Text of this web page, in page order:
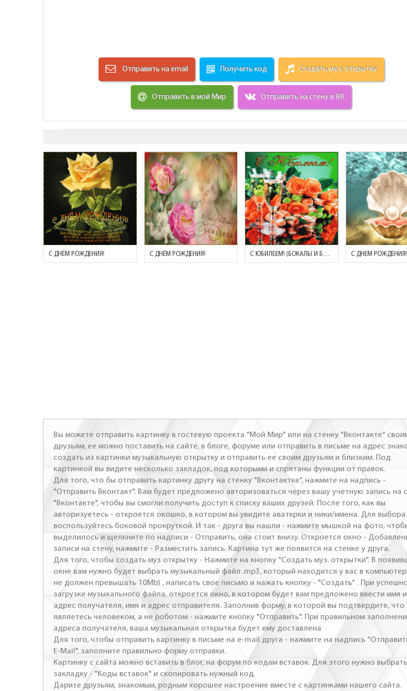
Отправить на email Получить код Создать муз. открытку
Отправить в мой Мир Отправить на стену в ВК
С ДНЁМ РОЖДЕНИЯ! С ДНЁМ РОЖДЕНИЯ! С ЮБИЛЕЕМ! (БОКАЛЫ И БУКЕТ РОЗ) С ДНЕМ РОЖДЕНИЯ!
Вы можете отправить картинку в гостевую проекта "Мой Мир" или на стенку "Вконтакте"
друзьям, ее можно поставить на сайте, в блоге, форуме или отправить в письме на адрес
создать из картинки музыкальную открытку и отправить ее своим друзьям и близким. Под
картинкой вы видите несколько закладок, под которыми и спрятаны функции от правок.
Для того, что бы отправить картинку другу на стенку "Вконтактке", нажмите на надпись -
"Отправить Вконтакт". Вам будет предложено авторизоваться через вашу учетную запись на
"Вконтакте", чтобы вы смогли получить доступ к списку ваших друзей. После того, как вы
авторизуетесь - откроется окошко, в котором вы увидите аваткрки и ники/имена. Для выбора
воспользуйтесь боковой прокруткой. И так - друга вы нашли - нажмите мышкой на фото,
выделилось и щелкните по надписи - Отправить, она стоит внизу. Откроется окно -
записи на стену, нажмите - Разместить запись. Картина тут же появится на стенке у друга.
Для того, чтобы создать муз открытку - Нажмите на кнопку "Создать муз. открытки". В
окне вам нужно будет выбрать музыкальный файл .mp3, который находится у вас в
не должен превышать 10Mb) , написать свое письмо и нажать кнопку - "Создать" . При
загрузке музыкального файла, откроется окно, в котором будет вам предложено ввести имя и
адрес получателя, имя и адрес отправителя. Заполнив форму, в которой вы подтвердите, что
являетесь человеком, а не роботом - нажмите кнопку "Отправить". При правильном
адреса получателя, ваша музыкальная открытка будет ему доставлена
Для того, чтобы отправить картинку в письме на e-mail друга - нажмите на надпись
E-Mail", заполните правильно форму отправки.
Картинку с сайта можно вставить в блог, на форум по кодам вставок. Для этого нужно выбрать
закладку - "Коды вставок" и скопировать нужный код.
Дарите друзьям, знакомым, родным хорошее настроение вместе с картинками нашего сайта.